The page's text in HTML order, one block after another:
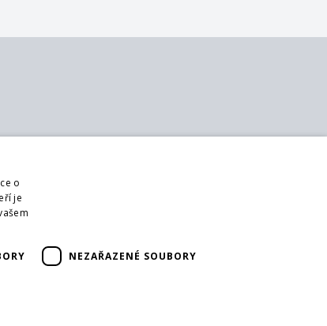
podmínky
o
je
NEZAŘAZENÉ SOUBORY